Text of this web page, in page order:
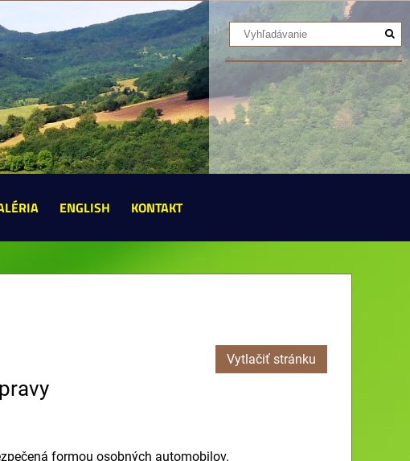
ENGLISH KONTAKT
Vytlačiť stránku
formou osobných automobilov.